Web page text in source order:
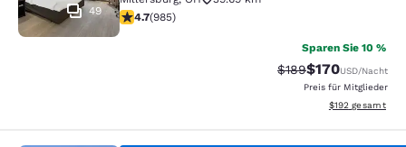
49
4.65-Sterne-Bewertung. Außergewöhnlich. 985
4.7(985)
Sparen Sie 10 %
Durchgestrichener
$189Vergünstigter
$170USD/Nacht
Preis für Mitglieder
Geschätzte
$192 gesamt